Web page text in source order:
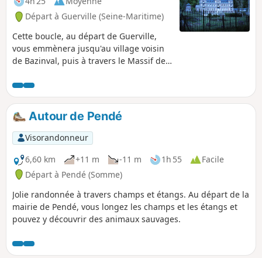
Départ à Guerville (Seine-Maritime)
Cette boucle, au départ de Guerville,
vous emmènera jusqu'au village voisin
de Bazinval, puis à travers le Massif de
passerez devant le château de la
Grande Vallée.
Autour de Pendé
Visorandonneur
6,60 km
+11 m -11 m 1h 55
Facile
Départ à Pendé (Somme)
Jolie randonnée à travers champs et étangs. Au départ de la
mairie de Pendé, vous longez les champs et les étangs et
pouvez y découvrir des animaux sauvages.